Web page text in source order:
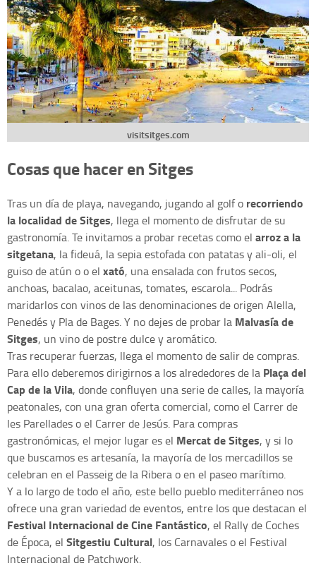
visitsitges.com
Cosas que hacer en Sitges
Tras un día de playa, navegando, jugando al golf o recorriendo
la localidad de Sitges, llega el momento de disfrutar de su
gastronomía. Te invitamos a probar recetas como el arroz a la
sitgetana, la fideuá, la sepia estofada con patatas y ali-oli, el
guiso de atún o o el xató, una ensalada con frutos secos,
anchoas, bacalao, aceitunas, tomates, escarola... Podrás
maridarlos con vinos de las denominaciones de origen Alella,
Penedés y Pla de Bages. Y no dejes de probar la Malvasía de
Sitges, un vino de postre dulce y aromático.
Tras recuperar fuerzas, llega el momento de salir de compras.
Para ello deberemos dirigirnos a los alrededores de la Plaça del
Cap de la Vila, donde confluyen una serie de calles, la mayoría
peatonales, con una gran oferta comercial, como el Carrer de
les Parellades o el Carrer de Jesús. Para compras
gastronómicas, el mejor lugar es el Mercat de Sitges, y si lo
que buscamos es artesanía, la mayoría de los mercadillos se
celebran en el Passeig de la Ribera o en el paseo marítimo.
Y a lo largo de todo el año, este bello pueblo mediterráneo nos
ofrece una gran variedad de eventos, entre los que destacan el
Festival Internacional de Cine Fantástico, el Rally de Coches
de Época, el Sitgestiu Cultural, los Carnavales o el Festival
Internacional de Patchwork.